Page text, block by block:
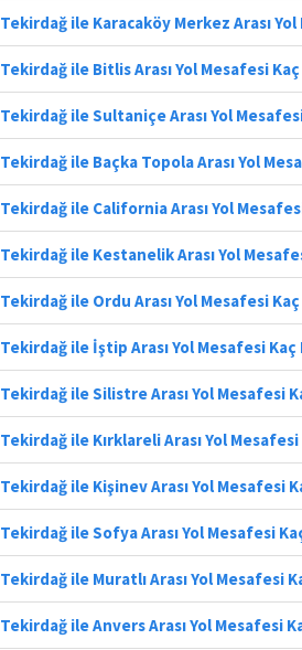
Tekirdağ ile Karacaköy Merkez Arası
Tekirdağ ile Bitlis Arası Yol Mesafesi
Tekirdağ ile Sultaniçe Arası Yol
Tekirdağ ile Baçka Topola Arası Yol
Tekirdağ ile California Arası Yol
Tekirdağ ile Kestanelik Arası Yol
Tekirdağ ile Ordu Arası Yol Mesafesi
Tekirdağ ile İştip Arası Yol Mesafesi
Tekirdağ ile Silistre Arası Yol Mesafesi
Tekirdağ ile Kırklareli Arası Yol
Tekirdağ ile Kişinev Arası Yol Mesafesi
Tekirdağ ile Sofya Arası Yol Mesafesi
Tekirdağ ile Muratlı Arası Yol Mesafesi
Tekirdağ ile Anvers Arası Yol Mesafesi